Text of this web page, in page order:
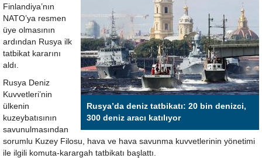
Rusya’da deniz tatbikatı: 20 bin denizci,
300 deniz aracı katılıyor
Finlandiya’nın
NATO’ya resmen
üye olmasının
ardından Rusya ilk
tatbikat kararını
aldı.
Rusya Deniz
Kuvvetleri’nin
ülkenin
kuzeybatısının
savunulmasından
sorumlu Kuzey Filosu, hava ve hava savunma kuvvetlerinin yönetimi
ile ilgili komuta-karargah tatbikatı başlattı.